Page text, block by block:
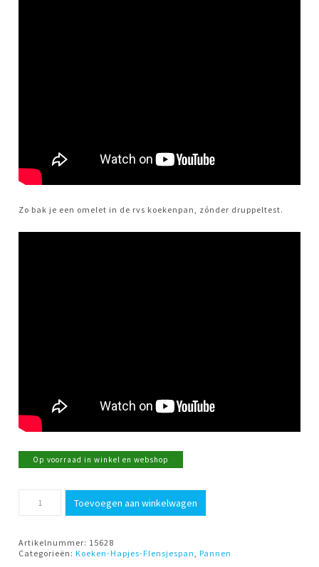
Zo bak je een omelet in de rvs koekenpan, zónder druppeltest.
Op voorraad in winkel en webshop
28cm
aantal
Toevoegen aan winkelwagen
Artikelnummer: 15628
Categorieën:Koeken-Hapjes-Flensjespan ,Pannen